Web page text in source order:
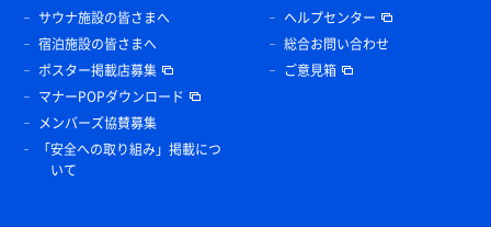
サウナ施設の皆さまへ
宿泊施設の皆さまへ
ポスター掲載店募集
マナーPOPダウンロード
メンバーズ協賛募集
「安全への取り組み」掲載につ
いて
ヘルプセンター
総合お問い合わせ
ご意見箱